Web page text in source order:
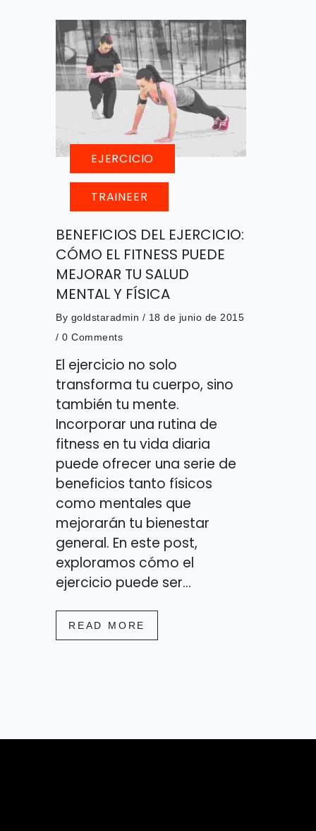
EJERCICIO
TRAINEER
BENEFICIOS DEL EJERCICIO:
CÓMO EL FITNESS PUEDE
MEJORAR TU SALUD
MENTAL Y FÍSICA
By goldstaradmin / 18 de junio de 2015
/ 0 Comments
El ejercicio no solo
transforma tu cuerpo, sino
también tu mente.
Incorporar una rutina de
fitness en tu vida diaria
puede ofrecer una serie de
beneficios tanto físicos
como mentales que
mejorarán tu bienestar
general. En este post,
exploramos cómo el
ejercicio puede ser...
READ MORE